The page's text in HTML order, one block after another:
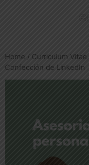
Home / Curriculum Vitae
Confección de LinkedIn